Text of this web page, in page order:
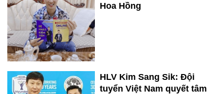
Hoa Hồng
HLV Kim Sang Sik: Đội
tuyển Việt Nam quyết tâm